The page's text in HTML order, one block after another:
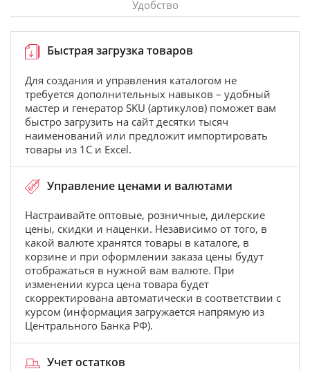
Удобство
Быстрая загрузка товаров
Для создания и управления каталогом не
требуется дополнительных навыков – удобный
мастер и генератор SKU (артикулов) поможет вам
быстро загрузить на сайт десятки тысяч
наименований или предложит импортировать
товары из 1С и Excel.
Управление ценами и валютами
Настраивайте оптовые, розничные, дилерские
цены, скидки и наценки. Независимо от того, в
какой валюте хранятся товары в каталоге, в
корзине и при оформлении заказа цены будут
отображаться в нужной вам валюте. При
изменении курса цена товара будет
скорректирована автоматически в соответствии с
курсом (информация загружается напрямую из
Центрального Банка РФ).
Учет остатков